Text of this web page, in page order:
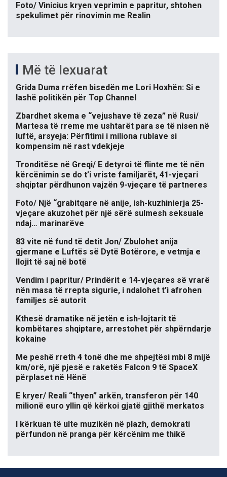
Foto/ Vinicius kryen veprimin e papritur, shtohen
spekulimet për rinovimin me Realin
Më të lexuarat
Grida Duma rrëfen bisedën me Lori Hoxhën: Si e
lashë politikën për Top Channel
Zbardhet skema e “vejushave të zeza” në Rusi/
Martesa të rreme me ushtarët para se të nisen në
luftë, arsyeja: Përfitimi i miliona rublave si
kompensim në rast vdekjeje
Tronditëse në Greqi/ E detyroi të flinte me të nën
kërcënimin se do t’i vriste familjarët, 41-vjeçari
shqiptar përdhunon vajzën 9-vjeçare të partneres
Foto/ Një “grabitqare në anije, ish-kuzhinierja 25-
vjeçare akuzohet për një sërë sulmesh seksuale
ndaj… marinarëve
83 vite në fund të detit Jon/ Zbulohet anija
gjermane e Luftës së Dytë Botërore, e vetmja e
llojit të saj në botë
Vendim i papritur/ Prindërit e 14-vjeçares së vrarë
nën masa të rrepta sigurie, i ndalohet t’i afrohen
familjes së autorit
Kthesë dramatike në jetën e ish-lojtarit të
kombëtares shqiptare, arrestohet për shpërndarje
kokaine
Me peshë rreth 4 tonë dhe me shpejtësi mbi 8 mijë
km/orë, një pjesë e raketës Falcon 9 të SpaceX
përplaset në Hënë
E kryer/ Reali “thyen” arkën, transferon për 140
milionë euro yllin që kërkoi gjatë gjithë merkatos
I kërkuan të ulte muzikën në plazh, demokrati
përfundon në pranga për kërcënim me thikë